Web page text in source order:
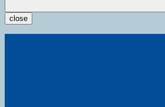
close